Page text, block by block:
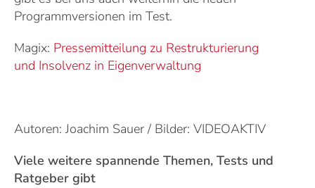
Programmversionen im Test.
Magix: Pressemitteilung zu Restrukturierung
und Insolvenz in Eigenverwaltung
Autoren: Joachim Sauer / Bilder: VIDEOAKTIV
Viele weitere spannende Themen, Tests und
Ratgeber gibt